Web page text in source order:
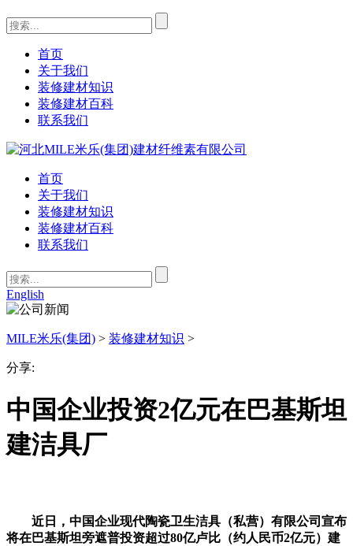
首页
关于我们
装修建材知识
装修建材百科
联系我们
首页
关于我们
装修建材知识
装修建材百科
联系我们
English
MILE米乐(集团) > 装修建材知识 >
分享:
中国企业投资2亿元在巴基斯坦
建洁具厂
近日，中国企业现代陶瓷卫生洁具（私营）有限公司宣布
将在巴基斯坦旁遮普投资超过80亿卢比（约人民币2亿元）建